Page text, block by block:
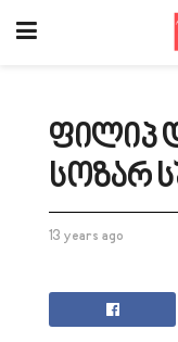
ფილიპ
სოზარ
13 years ago